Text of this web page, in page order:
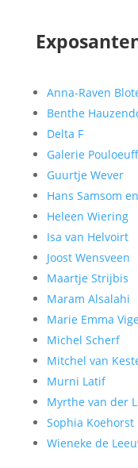
Anna-Raven
Benthe
Delta F
Galerie Pouloeuff
Guurtje Wever
Hans Samsom
Heleen Wiering
Isa van Helvoirt
Joost Wensveen
Maartje Strijbis
Maram Alsalahi
Marie Emma
Michel Scherf
Mitchel van
Murni Latif
Myrthe van der
Sophia Koehorst
Wieneke de